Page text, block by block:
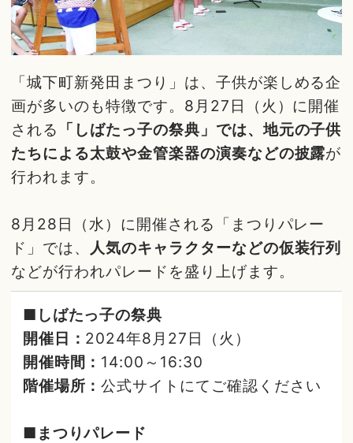
「城下町新発田まつり」は、子供が楽しめる企
画が多いのも特徴です。8月27日（火）に開催
される 「しばたっ子の祭典」では、地元の子供
たちによる太鼓や金管楽器の演奏などの披露が
行われます。
8月28日（水）に開催される「まつりパレー
ド」では、 人気のキャラクターなどの仮装行列
などが行われパレードを盛り上げます。
■しばたっ子の祭典
開催日： 2024年8月27日（火）
開催時間： 14:00～16:30
階催場所：公式サイトにてご確認ください
■まつりパレード